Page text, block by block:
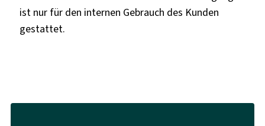
ist nur für den internen Gebrauch des Kunden
gestattet.